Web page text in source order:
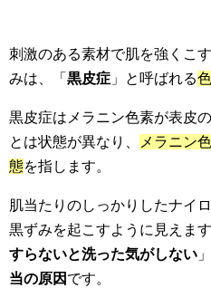
刺激のある素材で肌を強くこ
みは、「 黒皮症 」と呼ばれる
黒皮症はメラニン色素が表皮
とは状態が異なり、
メラニン
態を指します。
肌当たりのしっかりしたナイ
黒ずみを起こすように見えま
すらないと洗った気がしない
当の原因 です。